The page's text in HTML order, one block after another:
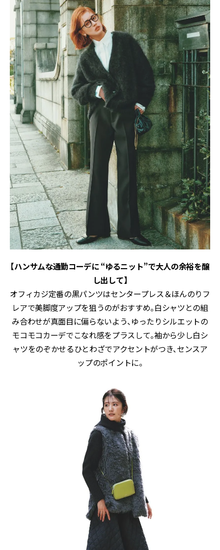
【ハンサムな通勤コーデに “ゆるニット”で大人の余裕を醸
し出して】
オフィカジ定番の黒パンツはセンタープレス＆ほんのりフ
レアで美脚度アップを狙うのがおすすめ。白シャツとの組
み合わせが真面目に偏らないよう、ゆったりシルエットの
モコモコカーデでこなれ感をプラスして。袖から少し白シ
ャツをのぞかせるひとわざでアクセントがつき、センスア
ップのポイントに。